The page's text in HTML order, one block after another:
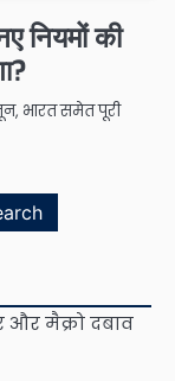
नियमों की
भारत समेत पूरी
और मैक्रो दबाव